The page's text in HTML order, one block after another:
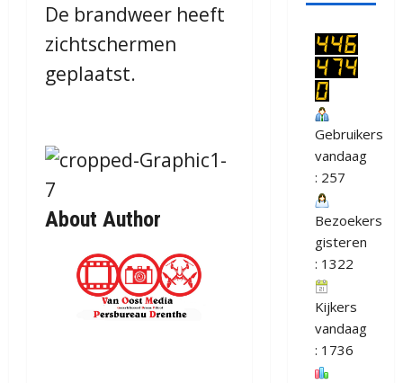
De brandweer heeft
zichtschermen
geplaatst.
About Author
Gebruikers
vandaag
: 257
Bezoekers
gisteren
: 1322
Kijkers
vandaag
: 1736